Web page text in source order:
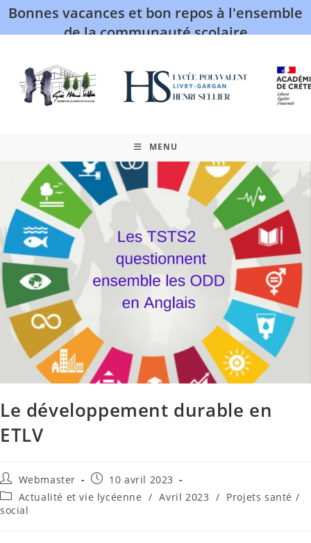
Bonnes vacances et bon repos à l'ensemble
de la communauté scolaire
MENU
Le développement durable en
ETLV
Webmaster
10 avril 2023
Actualité et vie lycéenne / Avril 2023 / Projets santé /
social